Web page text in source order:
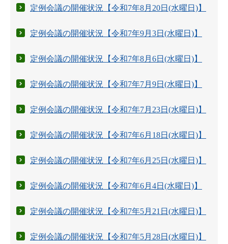
定例会議の開催状況【令和7年8月20日(水曜日)】
定例会議の開催状況【令和7年9月3日(水曜日)】
定例会議の開催状況【令和7年8月6日(水曜日)】
定例会議の開催状況【令和7年7月9日(水曜日)】
定例会議の開催状況【令和7年7月23日(水曜日)】
定例会議の開催状況【令和7年6月18日(水曜日)】
定例会議の開催状況【令和7年6月25日(水曜日)】
定例会議の開催状況【令和7年6月4日(水曜日)】
定例会議の開催状況【令和7年5月21日(水曜日)】
定例会議の開催状況【令和7年5月28日(水曜日)】